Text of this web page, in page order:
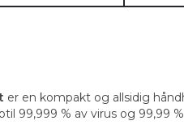
er en kompakt og allsidig
99,999 % av virus og 99,99